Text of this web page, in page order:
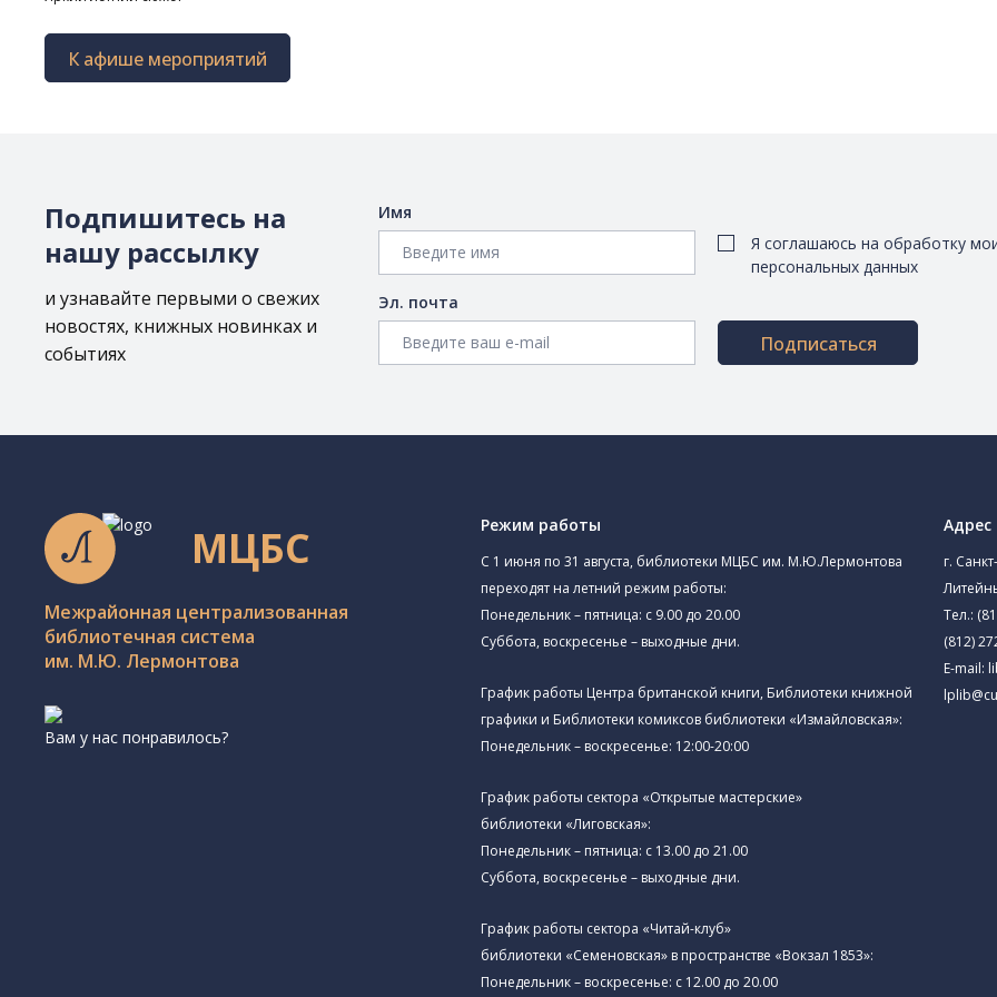
К афише мероприятий
Подпишитесь на
нашу рассылку
и узнавайте первыми о свежих
новостях, книжных новинках и
событиях
Имя
Эл. почта
Я соглашаюсь на обработку
персональных данных
Подписаться
МЦБС
Межрайонная централизованная
библиотечная система
им. М.Ю. Лермонтова
Вам у нас понравилось?
Режим работы
C 1 июня по 31 августа, библиотеки МЦБС им. М.Ю.Лермонтова
переходят на летний режим работы:
Понедельник – пятница: с 9.00 до 20.00
Суббота, воскресенье – выходные дни.
График работы Центра британской книги, Библиотеки книжной
графики и Библиотеки комиксов библиотеки «Измайловская»:
Понедельник – воскресенье: 12:00-20:00
График работы сектора «Открытые мастерские»
библиотеки «Лиговская»:
Понедельник – пятница: с 13.00 до 21.00⁠
Суббота, воскресенье – выходные дни.
График работы сектора «Читай-клуб»
библиотеки «Семеновская» в пространстве «Вокзал 1853»:
Понедельник – воскресенье: с 12.00 до 20.00
Адрес
г.
Тел.:
(812)
E-mail: